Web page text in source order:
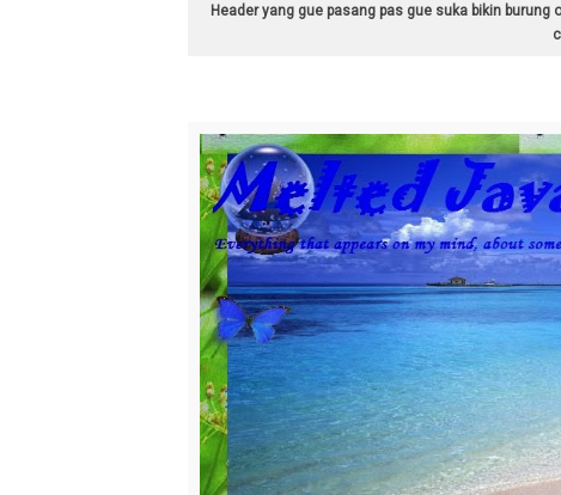
Header yang gue pasang pas gue suka bikin